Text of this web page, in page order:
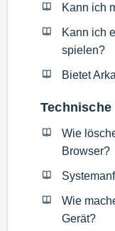
Kann ich
Kann ich
spielen?
Bietet
Technische
Wie
Browser?
Wie
Gerät?